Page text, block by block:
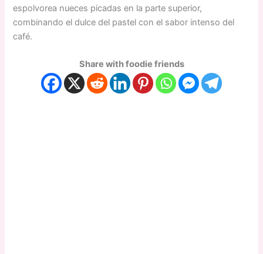
espolvorea nueces picadas en la parte superior,
combinando el dulce del pastel con el sabor intenso del
café.
Share with foodie friends